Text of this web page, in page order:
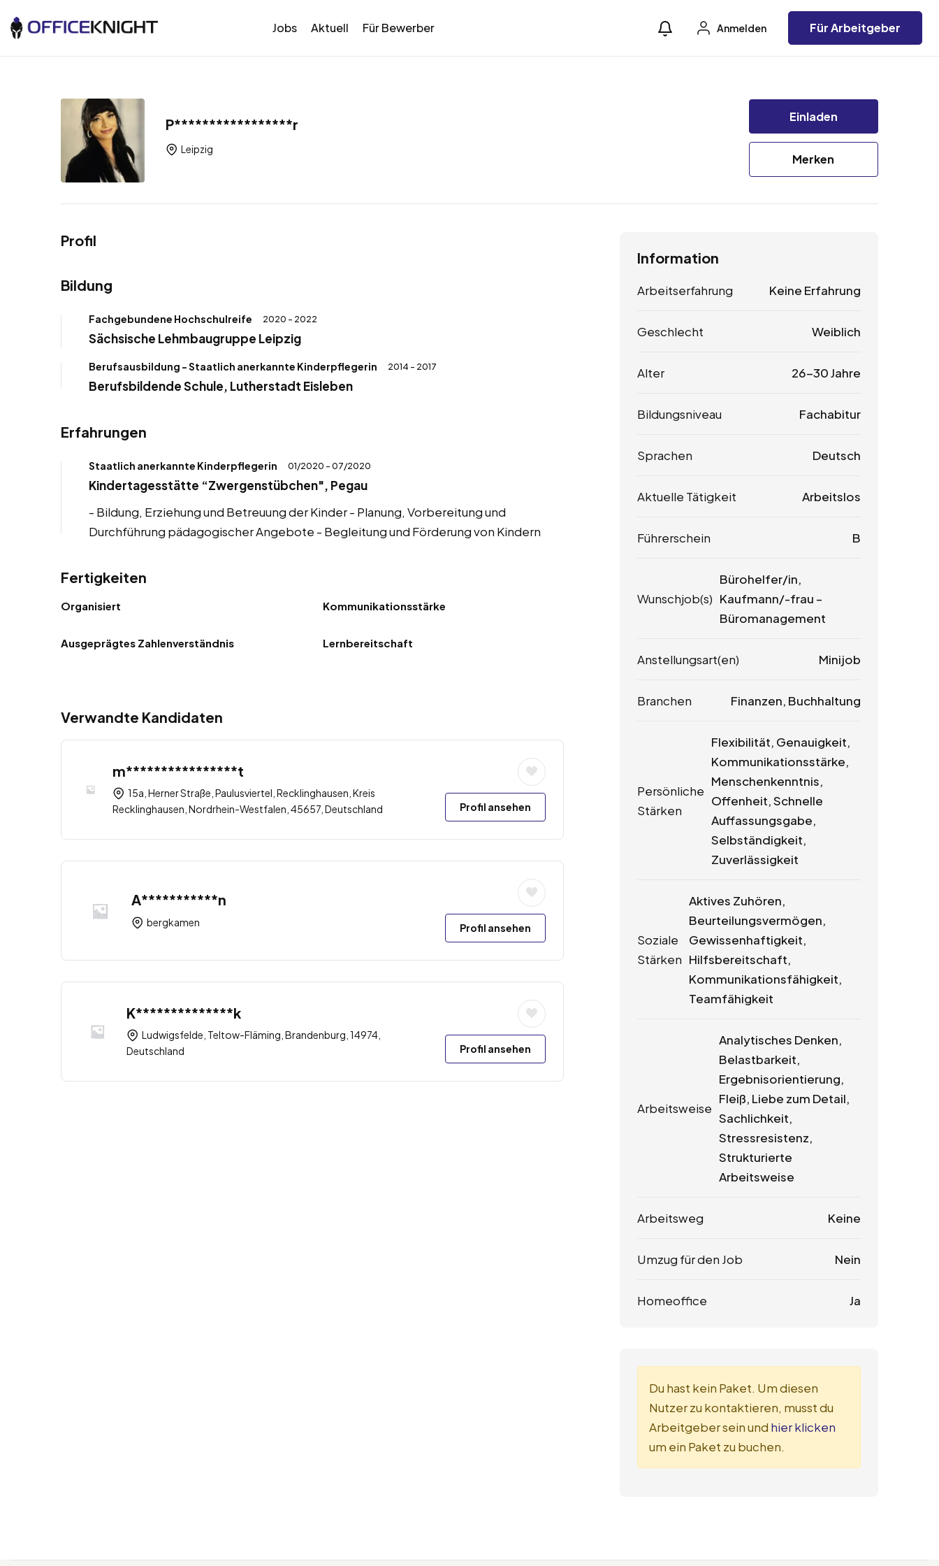
Jobs Aktuell Für Bewerber Anmelden Für Arbeitgeber
P*****************r
Leipzig
Einladen
Merken
Profil
Bildung
Fachgebundene Hochschulreife 2020 - 2022
Sächsische Lehmbaugruppe Leipzig
Berufsausbildung - Staatlich anerkannte Kinderpflegerin 2014 - 2017
Berufsbildende Schule, Lutherstadt Eisleben
Erfahrungen
Staatlich anerkannte Kinderpflegerin 01/2020 - 07/2020
Kindertagesstätte “Zwergenstübchen", Pegau
- Bildung, Erziehung und Betreuung der Kinder - Planung, Vorbereitung und
Durchführung pädagogischer Angebote - Begleitung und Förderung von Kindern
Fertigkeiten
Organisiert Kommunikationsstärke
Ausgeprägtes Zahlenverständnis Lernbereitschaft
Verwandte Kandidaten
m****************t
15a, Herner Straße, Paulusviertel, Recklinghausen, Kreis
Recklinghausen, Nordrhein-Westfalen, 45657, Deutschland
Profil ansehen
A***********n
bergkamen Profil ansehen
K**************k
Ludwigsfelde, Teltow-Fläming, Brandenburg, 14974,
Deutschland
Profil ansehen
Information
Arbeitserfahrung Keine Erfahrung
Geschlecht Weiblich
Alter 26-30 Jahre
Bildungsniveau Fachabitur
Sprachen Deutsch
Aktuelle Tätigkeit Arbeitslos
Führerschein B
Wunschjob(s)
Bürohelfer/in,
Kaufmann/-frau –
Büromanagement
Anstellungsart(en) Minijob
Branchen Finanzen, Buchhaltung
Persönliche
Stärken
Flexibilität, Genauigkeit,
Kommunikationsstärke,
Menschenkenntnis,
Offenheit, Schnelle
Auffassungsgabe,
Selbständigkeit,
Zuverlässigkeit
Soziale
Stärken
Aktives Zuhören,
Beurteilungsvermögen,
Gewissenhaftigkeit,
Hilfsbereitschaft,
Kommunikationsfähigkeit,
Teamfähigkeit
Arbeitsweise
Analytisches Denken,
Belastbarkeit,
Ergebnisorientierung,
Fleiß, Liebe zum Detail,
Sachlichkeit,
Stressresistenz,
Strukturierte
Arbeitsweise
Arbeitsweg Keine
Umzug für den Job Nein
Homeoffice Ja
Du hast kein Paket. Um diesen
Nutzer zu kontaktieren, musst du
Arbeitgeber sein und hier klicken
um ein Paket zu buchen.